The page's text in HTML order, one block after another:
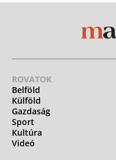
ROVATOK
Belföld
Külföld
Gazdaság
Sport
Kultúra
Videó